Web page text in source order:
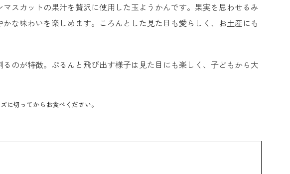
割烹立よし＞
スカットの果汁を贅沢に使用した玉ようかんです。果実を思わせるみ
な味わいを楽しめます。ころんとした見た目も愛らしく、お土産にも
のが特徴。ぷるんと飛び出す様子は見た目にも楽しく、子どもから大
切ってからお食べください。